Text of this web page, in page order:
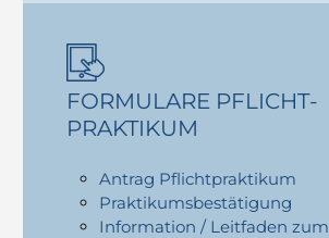
FORMULARE PFLICHT­
PRAKTIKUM
Antrag Pflichtpraktikum
Praktikumsbestätigung
Information / Leitfaden zum